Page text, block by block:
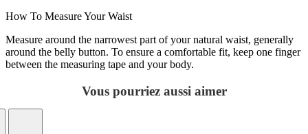
How To Measure Your Waist
Measure around the narrowest part of your natural waist, generally
around the belly button. To ensure a comfortable fit, keep one finger
between the measuring tape and your body.
Vous pourriez aussi aimer